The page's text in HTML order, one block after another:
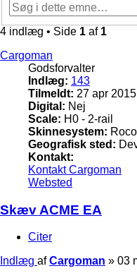
4 indlæg • Side 1 af 1
Cargoman
Godsforvalter
Indlæg: 143
Tilmeldt: 27 apr
Digital: Nej
Scale: H0 - 2-rail
Skinnesystem:
Geografisk sted:
Kontakt:
Kontakt Cargoman
Websted
Skæv ACME EA
Citer
Indlæg afCargoman » 03